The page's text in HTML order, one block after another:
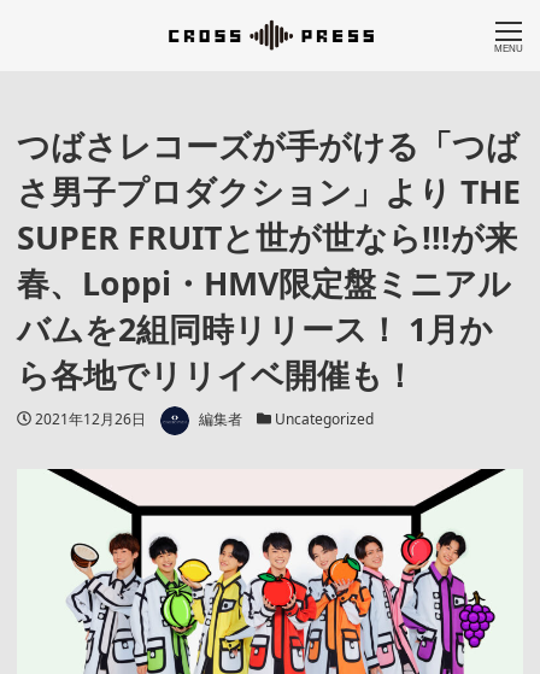
MENU
つばさレコーズが手がける「つば
さ男子プロダクション」より THE
SUPER FRUITと世が世なら!!!が来
春、Loppi・HMV限定盤ミニアル
バムを2組同時リリース！ 1月か
ら各地でリリイベ開催も！
投稿日
2021年12月26日 著者 編集者 カテゴリー
Uncategorized